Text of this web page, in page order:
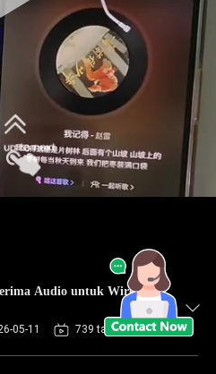
Audio untuk Wireless
05-11 739 tampilan